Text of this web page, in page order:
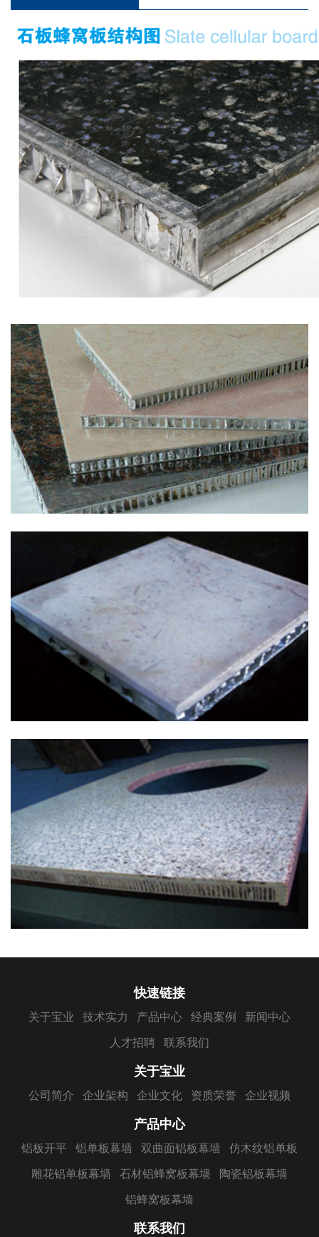
快速链接
关于宝业 技术实力 产品中心 经典案例 新闻中心
人才招聘 联系我们
关于宝业
公司简介 企业架构 企业文化 资质荣誉 企业视频
产品中心
铝板开平 铝单板幕墙 双曲面铝板幕墙 仿木纹铝单板
雕花铝单板幕墙 石材铝蜂窝板幕墙 陶瓷铝板幕墙
铝蜂窝板幕墙
联系我们